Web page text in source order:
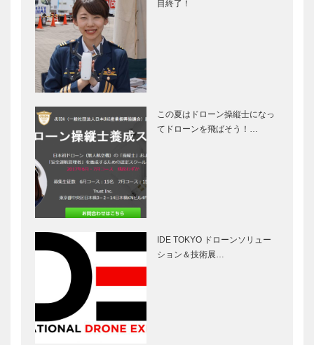
目終了！
この夏はドローン操縦士になっ
てドローンを飛ばそう！…
IDE TOKYO ドローンソリュー
ション＆技術展…